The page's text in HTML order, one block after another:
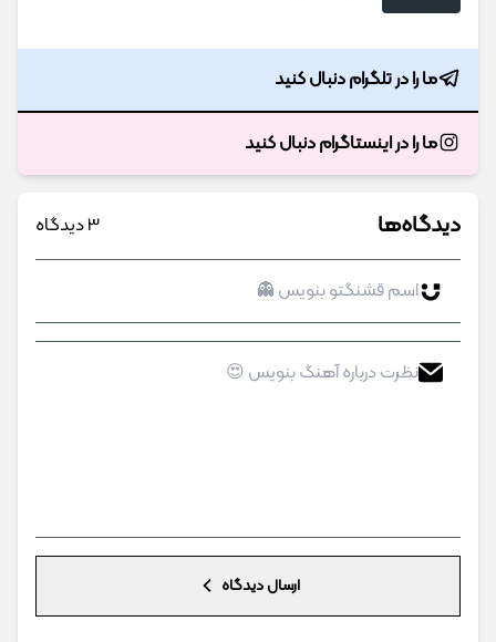
ما را در تلگرام دنبال کنید
ما را در اینستاگرام دنبال کنید
دیدگاه‌ها 3 دیدگاه
ارسال دیدگاه